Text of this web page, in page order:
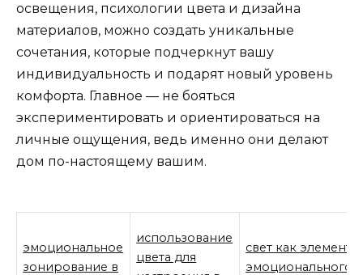
освещения, психологии цвета и дизайна
материалов, можно создать уникальные
сочетания, которые подчеркнут вашу
индивидуальность и подарят новый уровень
комфорта. Главное — не бояться
экспериментировать и ориентироваться на
личные ощущения, ведь именно они делают
дом по-настоящему вашим.
эмоциональное
зонирование в
использование
цвета для
свет как элемент
эмоционального